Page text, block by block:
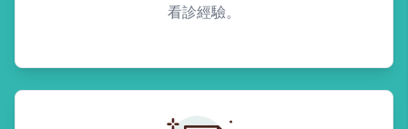
看診經驗。